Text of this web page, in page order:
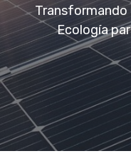
Transformando
Ecología